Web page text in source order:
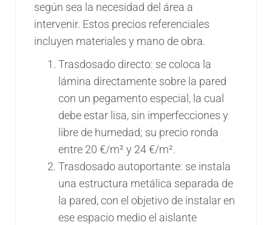
según sea la necesidad del área a
intervenir. Estos precios referenciales
incluyen materiales y mano de obra.
Trasdosado directo: se coloca la
lámina directamente sobre la pared
con un pegamento especial, la cual
debe estar lisa, sin imperfecciones y
libre de humedad; su precio ronda
entre 20 €/m² y 24 €/m².
Trasdosado autoportante: se instala
una estructura metálica separada de
la pared, con el objetivo de instalar en
ese espacio medio el aislante